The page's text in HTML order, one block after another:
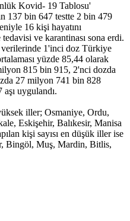
Kovid- 19 Tablosu'
137 bin 647 testte 2 bin 479
16 kişi hayatını
ve karantinası sona erdi.
verilerinde 1'inci doz Türkiye
yüzde 85,44 olarak
815 bin 915, 2'nci dozda
27 milyon 741 bin 828
uygulandı.
iller; Osmaniye, Ordu,
Eskişehir, Balıkesir, Manisa
kişi sayısı en düşük iller ise
Bingöl, Muş, Mardin, Bitlis,